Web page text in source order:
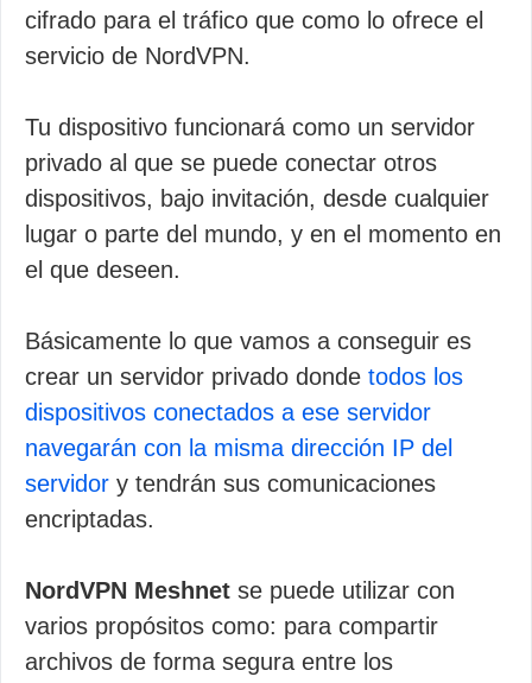
cifrado para el tráfico que como lo ofrece el
servicio de NordVPN.
Tu dispositivo funcionará como un servidor
privado al que se puede conectar otros
dispositivos, bajo invitación, desde cualquier
lugar o parte del mundo, y en el momento en
el que deseen.
Básicamente lo que vamos a conseguir es
crear un servidor privado donde todos los
dispositivos conectados a ese servidor
navegarán con la misma dirección IP del
servidor y tendrán sus comunicaciones
encriptadas.
NordVPN Meshnet se puede utilizar con
varios propósitos como: para compartir
archivos de forma segura entre los